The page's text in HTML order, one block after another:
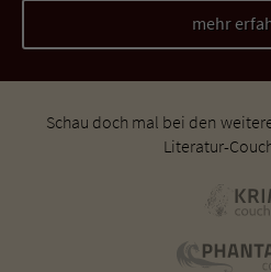
mehr
Schau doch mal bei den
Literatur-